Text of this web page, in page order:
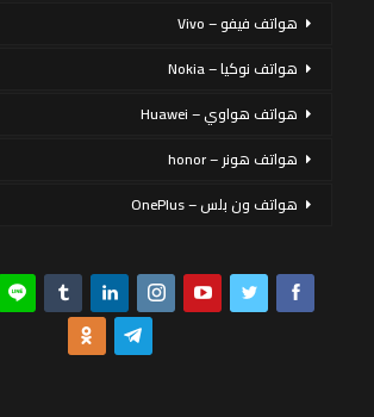
هواتف فيفو – Vivo
هواتف نوكيا – Nokia
هواتف هواوي – Huawei
هواتف هونر – honor
هواتف ون بلس – OnePlus